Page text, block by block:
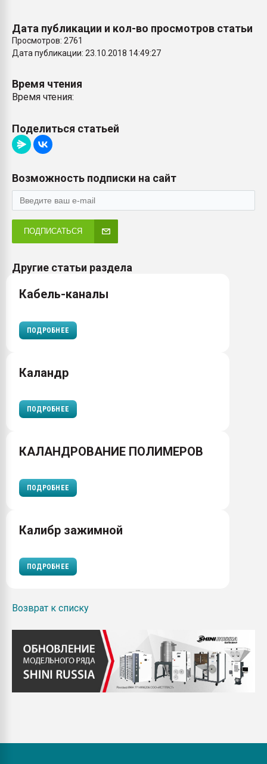
Дата публикации и кол-во просмотров статьи
Просмотров: 2761
Дата публикации: 23.10.2018 14:49:27
Время чтения
Время чтения:
Поделиться статьей
Возможность подписки на сайт
ПОДПИСАТЬСЯ
Другие статьи раздела
Кабель-каналы
ПОДРОБНЕЕ
Каландр
ПОДРОБНЕЕ
КАЛАНДРОВАНИЕ ПОЛИМЕРОВ
ПОДРОБНЕЕ
Калибр зажимной
ПОДРОБНЕЕ
Возврат к списку